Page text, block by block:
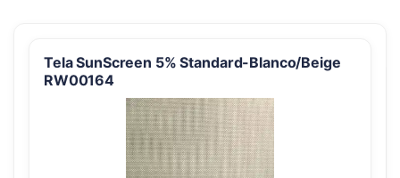
Tela SunScreen 5% Standard-Blanco/Beige
RW00164